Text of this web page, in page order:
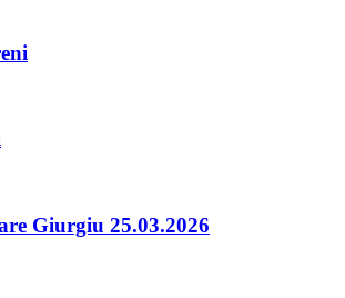
Giurgiu 25.03.2026